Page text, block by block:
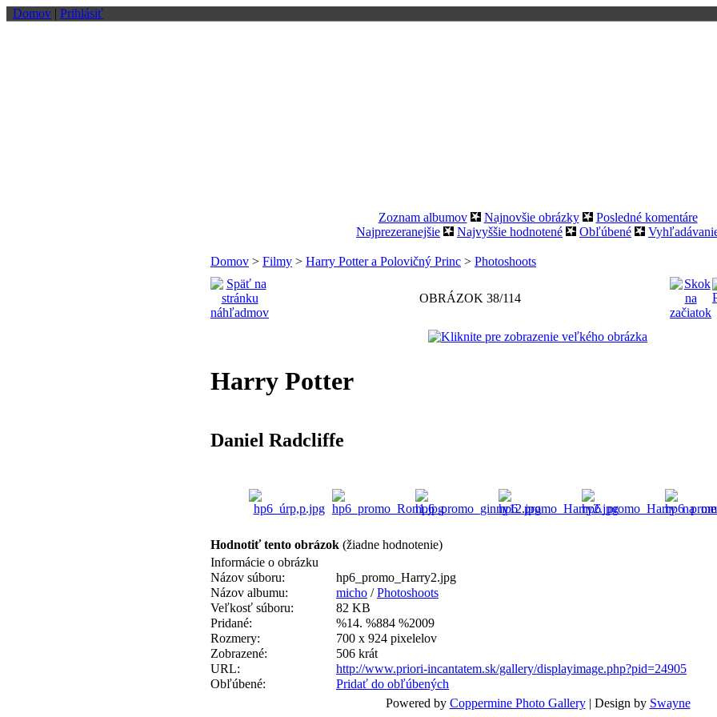
Domov | Prihlásiť
Zoznam albumov Najnovšie obrázky
Posledné komentáre
Najprezeranejšie
Najvyššie hodnotené Obľúbené
Domov > Filmy > Harry Potter a Polovičný Princ > Photoshoots
OBRÁZOK 38/114
Harry Potter
Daniel Radcliffe
Hodnotiť tento obrázok (žiadne hodnotenie)
Informácie o obrázku
Názov súboru:
hp6_promo_Harry2.jpg
Názov albumu:
micho /Photoshoots
Veľkosť súboru:
82 KB
Pridané:
%14. %884 %2009
Rozmery:
700 x 924 pixelelov
Zobrazené:
506 krát
URL:
http://www.priori-incantatem.sk/gallery/displayimage.php?pid=24905
Obľúbené:
Pridať do obľúbených
Powered by Coppermine Photo Gallery| Design by Swayne